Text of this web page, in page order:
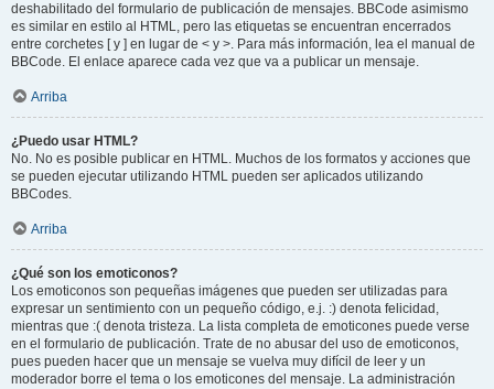
deshabilitado del formulario de publicación de mensajes. BBCode asimismo
es similar en estilo al HTML, pero las etiquetas se encuentran encerrados
entre corchetes [ y ] en lugar de < y >. Para más información, lea el manual de
BBCode. El enlace aparece cada vez que va a publicar un mensaje.
Arriba
¿Puedo usar HTML?
No. No es posible publicar en HTML. Muchos de los formatos y acciones que
se pueden ejecutar utilizando HTML pueden ser aplicados utilizando
BBCodes.
Arriba
¿Qué son los emoticonos?
Los emoticonos son pequeñas imágenes que pueden ser utilizadas para
expresar un sentimiento con un pequeño código, e.j. :) denota felicidad,
mientras que :( denota tristeza. La lista completa de emoticones puede verse
en el formulario de publicación. Trate de no abusar del uso de emoticonos,
pues pueden hacer que un mensaje se vuelva muy difícil de leer y un
moderador borre el tema o los emoticones del mensaje. La administración